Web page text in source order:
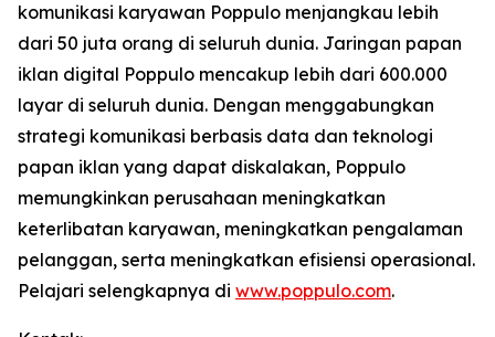
komunikasi karyawan Poppulo menjangkau lebih
dari 50 juta orang di seluruh dunia. Jaringan papan
iklan digital Poppulo mencakup lebih dari 600.000
layar di seluruh dunia. Dengan menggabungkan
strategi komunikasi berbasis data dan teknologi
papan iklan yang dapat diskalakan, Poppulo
memungkinkan perusahaan meningkatkan
keterlibatan karyawan, meningkatkan pengalaman
pelanggan, serta meningkatkan efisiensi operasional.
Pelajari selengkapnya di www.poppulo.com.